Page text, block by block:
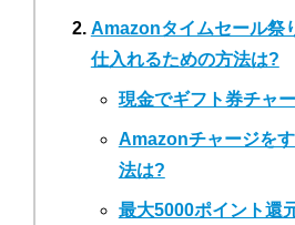
Amazonタイムセール祭
仕入れるための方法は?
現金でギフト券チャ
Amazonチャージを
法は?
最大5000ポイント還